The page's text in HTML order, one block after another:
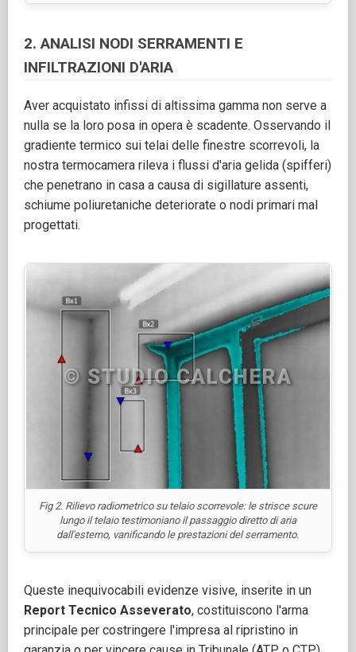
2. ANALISI NODI SERRAMENTI E
INFILTRAZIONI D'ARIA
Aver acquistato infissi di altissima gamma non serve a
nulla se la loro posa in opera è scadente. Osservando il
gradiente termico sui telai delle finestre scorrevoli, la
nostra termocamera rileva i flussi d'aria gelida (spifferi)
che penetrano in casa a causa di sigillature assenti,
schiume poliuretaniche deteriorate o nodi primari mal
progettati.
Fig 2. Rilievo radiometrico su telaio scorrevole: le strisce scure
lungo il telaio testimoniano il passaggio diretto di aria
dall'esterno, vanificando le prestazioni del serramento.
Queste inequivocabili evidenze visive, inserite in un
Report Tecnico Asseverato, costituiscono l'arma
principale per costringere l'impresa al ripristino in